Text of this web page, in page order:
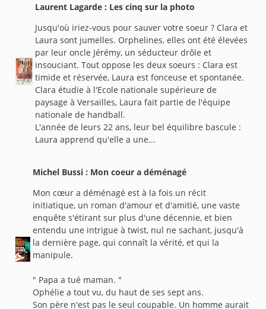
Laurent Lagarde : Les cinq sur la photo
Jusqu'où iriez-vous pour sauver votre soeur ? Clara et
Laura sont jumelles. Orphelines, elles ont été élevées
par leur oncle Jérémy, un séducteur drôle et
insouciant. Tout oppose les deux soeurs : Clara est
timide et réservée, Laura est fonceuse et spontanée.
Clara étudie à l'Ecole nationale supérieure de
paysage à Versailles, Laura fait partie de l'équipe
nationale de handball.
L'année de leurs 22 ans, leur bel équilibre bascule :
Laura apprend qu'elle a une...
Michel Bussi : Mon coeur a déménagé
Mon cœur a déménagé est à la fois un récit
initiatique, un roman d'amour et d'amitié, une vaste
enquête s'étirant sur plus d'une décennie, et bien
entendu une intrigue à twist, nul ne sachant, jusqu'à
la dernière page, qui connaît la vérité, et qui la
manipule.
" Papa a tué maman. "
Ophélie a tout vu, du haut de ses sept ans.
Son père n'est pas le seul coupable. Un homme aurait